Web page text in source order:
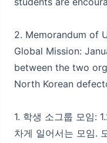
2. Memorandum of
Global Mission:
between the two
North Korean
1. 학생 소그룹 모임:
차게 일어서는 모임.